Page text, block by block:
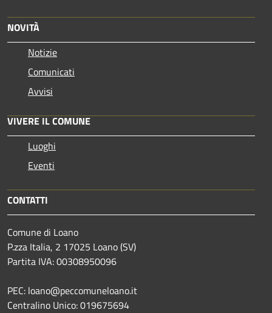
NOVITÀ
Notizie
Comunicati
Avvisi
VIVERE IL COMUNE
Luoghi
Eventi
CONTATTI
Comune di Loano
P.zza Italia, 2 17025 Loano (SV)
Partita IVA: 00308950096
PEC: loano@peccomuneloano.it
Centralino Unico: 019675694